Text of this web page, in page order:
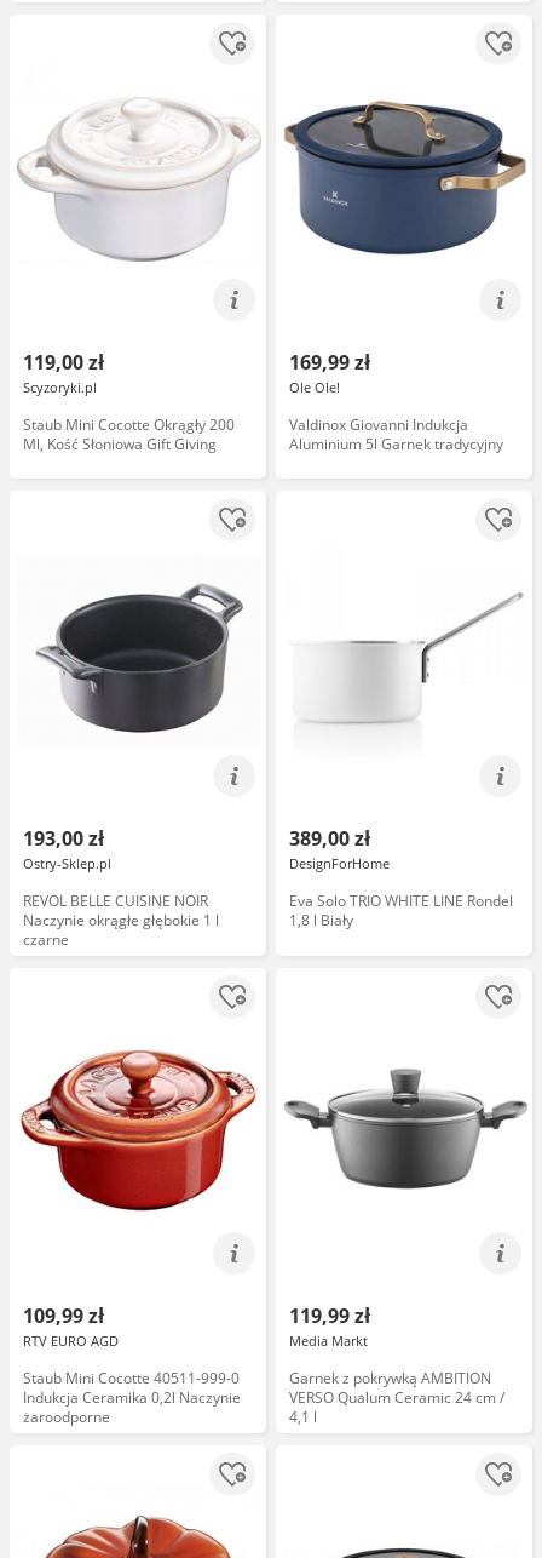
119,00 zł
Scyzoryki.pl
Staub Mini Cocotte Okrągły 200
Ml, Kość Słoniowa Gift Giving
169,99 zł
Ole Ole!
Valdinox Giovanni Indukcja
Aluminium 5l Garnek tradycyjny
193,00 zł
Ostry-Sklep.pl
REVOL BELLE CUISINE NOIR
Naczynie okrągłe głębokie 1 l
czarne
389,00 zł
DesignForHome
Eva Solo TRIO WHITE LINE Rondel
1,8 l Biały
109,99 zł
RTV EURO AGD
Staub Mini Cocotte 40511-999-0
Indukcja Ceramika 0,2l Naczynie
żaroodporne
119,99 zł
Media Markt
Garnek z pokrywką AMBITION
VERSO Qualum Ceramic 24 cm /
4,1 l